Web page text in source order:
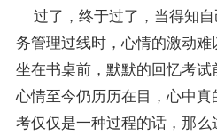
过了，终于过了，当得知
务管理过线时，心情的激动
坐在书桌前，默默的回忆考
心情至今仍历历在目，心中
考仅仅是一种过程的话，那